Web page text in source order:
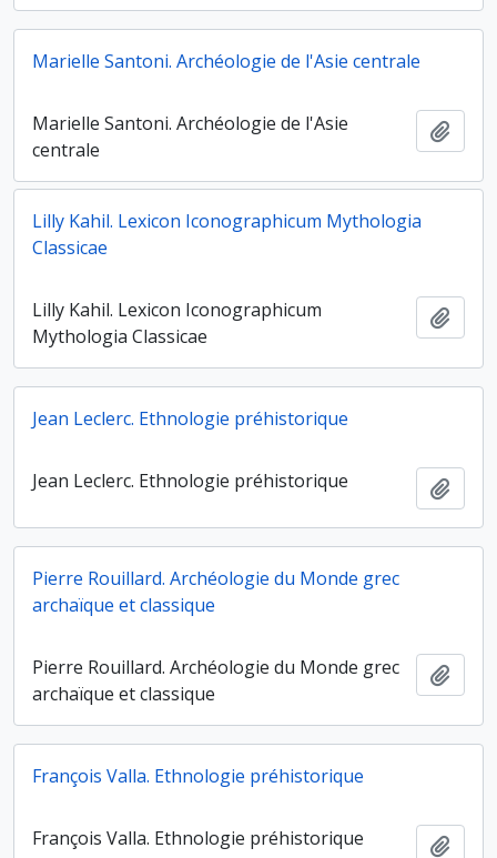
Marielle Santoni. Archéologie de l'Asie centrale
Marielle Santoni. Archéologie de l'Asie
centrale
Lilly Kahil. Lexicon Iconographicum Mythologia
Classicae
Lilly Kahil. Lexicon Iconographicum
Mythologia Classicae
Jean Leclerc. Ethnologie préhistorique
Jean Leclerc. Ethnologie préhistorique
Pierre Rouillard. Archéologie du Monde grec
archaïque et classique
Pierre Rouillard. Archéologie du Monde grec
archaïque et classique
François Valla. Ethnologie préhistorique
François Valla. Ethnologie préhistorique